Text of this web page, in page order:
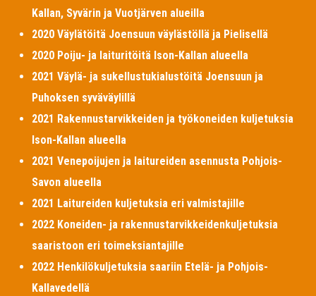
Kallan, Syvärin ja Vuotjärven alueilla
2020 Väylätöitä Joensuun väylästöllä ja Pielisellä
2020 Poiju- ja laituritöitä Ison-Kallan alueella
2021 Väylä- ja sukellustukialustöitä Joensuun ja
Puhoksen syväväylillä
2021 Rakennustarvikkeiden ja työkoneiden kuljetuksia
Ison-Kallan alueella
2021 Venepoijujen ja laitureiden asennusta Pohjois-
Savon alueella
2021 Laitureiden kuljetuksia eri valmistajille
2022 Koneiden- ja rakennustarvikkeidenkuljetuksia
saaristoon eri toimeksiantajille
2022 Henkilökuljetuksia saariin Etelä- ja Pohjois-
Kallavedellä